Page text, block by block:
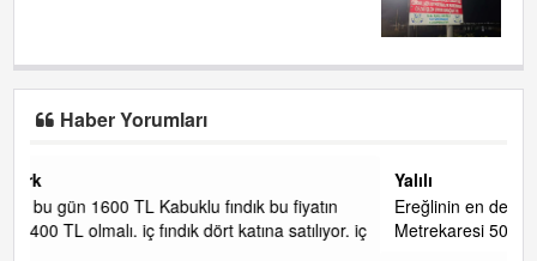
Haber Yorumları
iç
Ereğlinin en değerli en gözde yeri yalı caddesi ve çevresidir.
Metrekaresi 500 bin liraya alamazsın.